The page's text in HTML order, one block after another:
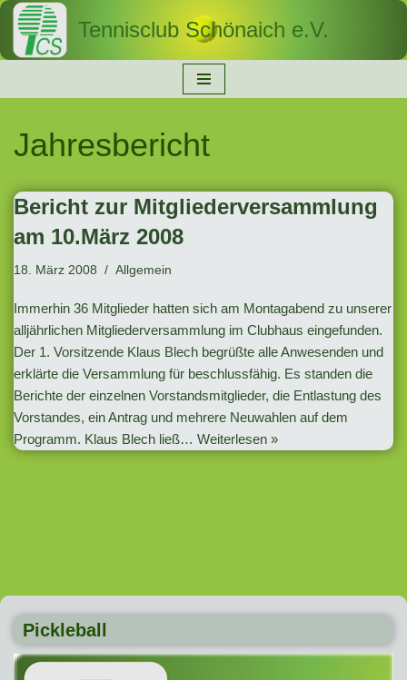
Zum
Tennisclub Schönaich e.V.
Jahresbericht
Bericht zur Mitgliederversammlung
am 10.März 2008
18. März 2008 Allgemein
Immerhin 36 Mitglieder hatten sich am Montagabend zu unserer
alljährlichen Mitgliederversammlung im Clubhaus eingefunden.
Der 1. Vorsitzende Klaus Blech begrüßte alle Anwesenden und
erklärte die Versammlung für beschlussfähig. Es standen die
Berichte der einzelnen Vorstandsmitglieder, die Entlastung des
Vorstandes, ein Antrag und mehrere Neuwahlen auf dem
Programm. Klaus Blech ließ… Weiterlesen »
Pickleball